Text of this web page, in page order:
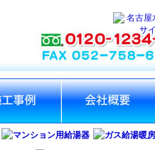
.com‐名古屋 名古屋水道.com‐会社概